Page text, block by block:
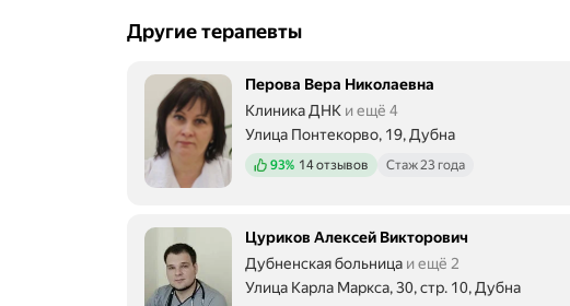
Другие терапевты
Перова Вера Николаевна
Клиника ДНК и ещё 4
Улица Понтекорво, 19, Дубна
Положительных отзывов
93% 14 отзывов Стаж 23 года
Цуриков Алексей Викторович
Дубненская больница и ещё 2
Улица Карла Маркса, 30, стр. 10, Дубна